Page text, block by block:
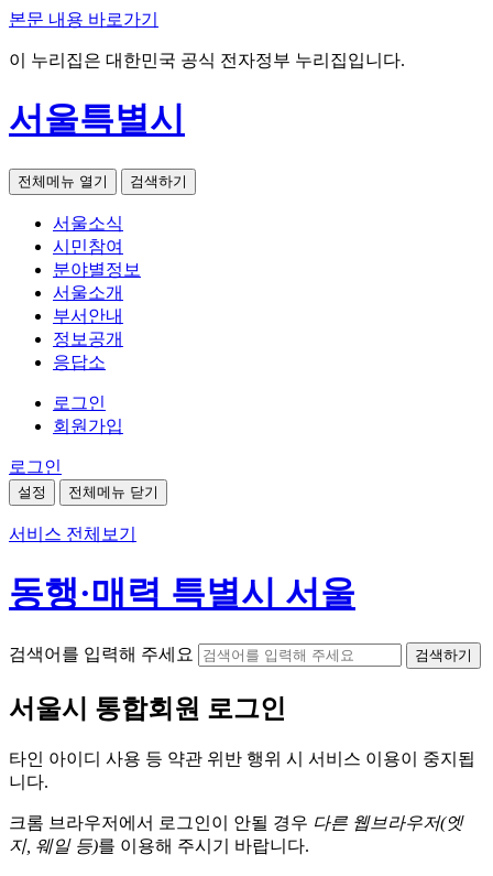
본문 내용 바로가기
이 누리집은 대한민국 공식 전자정부 누리집입니다.
서울특별시
전체메뉴 열기 검색하기
서울소식
시민참여
분야별정보
서울소개
부서안내
정보공개
응답소
로그인
회원가입
로그인
설정 전체메뉴 닫기
서비스 전체보기
동행·매력 특별시 서울
검색어를 입력해 주세요 검색하기
서울시 통합회원 로그인
타인 아이디 사용 등 약관 위반 행위 시 서비스 이용이 중지됩
니다.
크롬 브라우저에서 로그인이 안될 경우 다른 웹브라우저(엣
지, 웨일 등)를 이용해 주시기 바랍니다.